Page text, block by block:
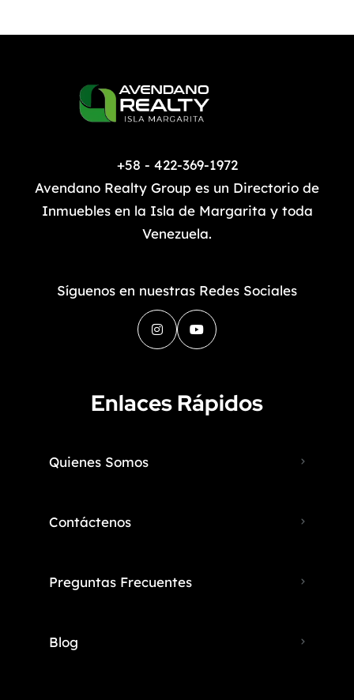
puede iniciar con […]
+58 - 422-369-1972
Avendano Realty Group es un Directorio de
Inmuebles en la Isla de Margarita y toda
Venezuela.
Síguenos en nuestras Redes Sociales
Enlaces Rápidos
Quienes Somos
Contáctenos
Preguntas Frecuentes
Blog